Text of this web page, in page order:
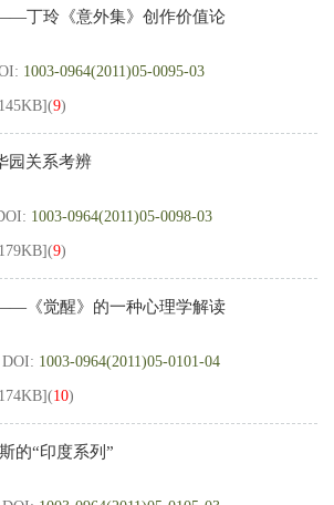
丁玲《意外集》创作价值论
1003-0964(2011)05-0095-03
145KB](9)
园关系考辨
1003-0964(2011)05-0098-03
179KB](9)
《觉醒》的一种心理学解读
DOI: 1003-0964(2011)05-0101-04
174KB](10)
的“印度系列”